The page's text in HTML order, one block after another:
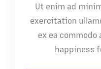
Ut enim ad
exercitation
ex ea
happiness